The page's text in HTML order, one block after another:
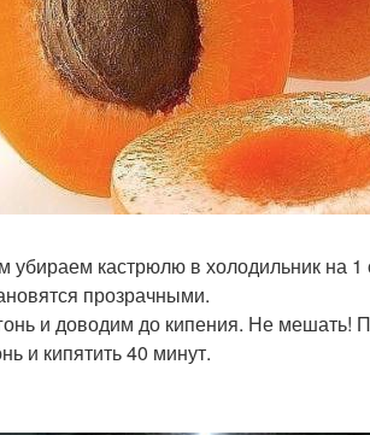
кастрюлю в холодильник на 1
прозрачными.
и доводим до кипения. Не мешать!
и кипятить 40 минут.